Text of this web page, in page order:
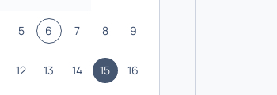
5 6 7 8 9
12 13 14 15 16